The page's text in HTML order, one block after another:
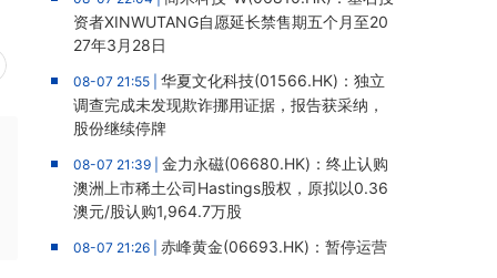
资者XINWUTANG自愿延长禁售期五个月至20
27年3月28日
08-07 21:55 | 华夏文化科技(01566.HK)：独立
调查完成未发现欺诈挪用证据，报告获采纳，
股份继续停牌
08-07 21:39 | 金力永磁(06680.HK)：终止认购
澳洲上市稀土公司Hastings股权，原拟以0.36
澳元/股认购1,964.7万股
08-07 21:26 | 赤峰黄金(06693.HK)：暂停运营